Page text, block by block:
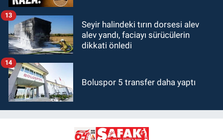
Seyir halindeki tırın dorsesi alev
alev yandı, faciayı sürücülerin
dikkati önledi
13
Boluspor 5 transfer daha yaptı
14